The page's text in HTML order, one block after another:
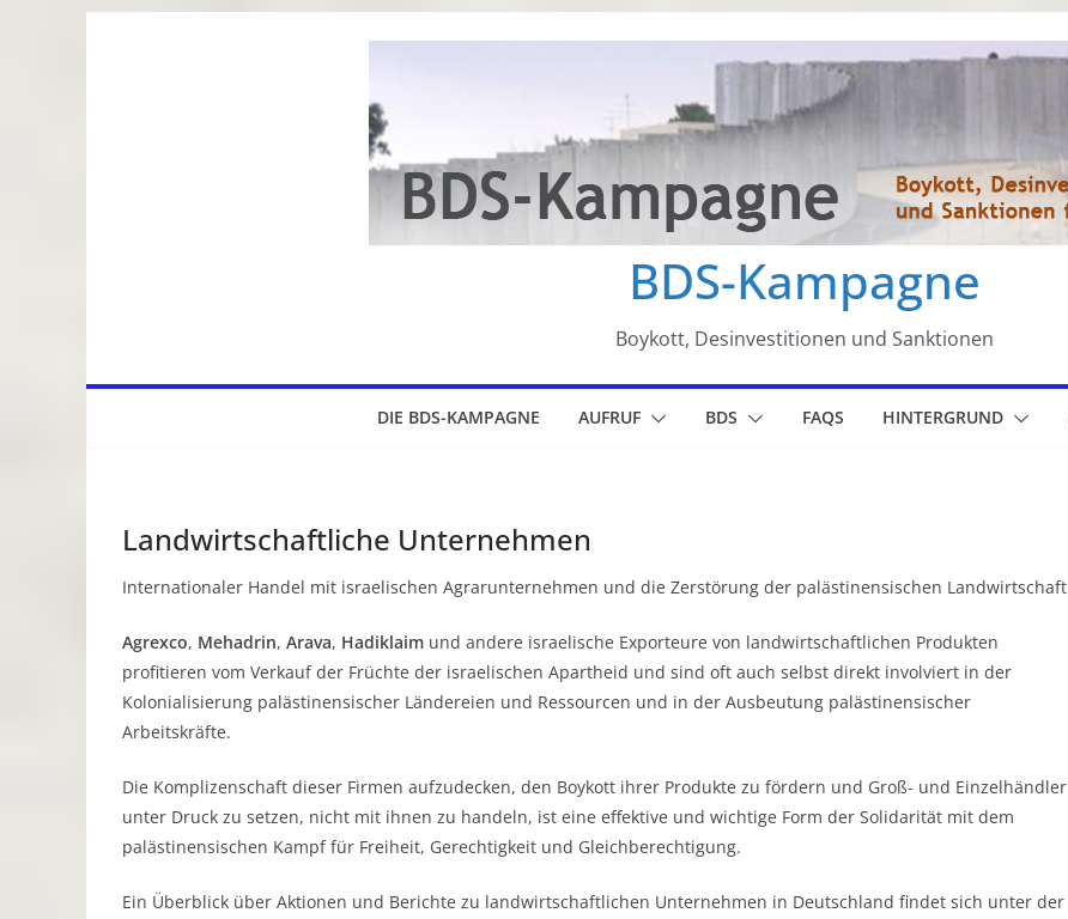
BDS-Kampagne
Boykott, Desinvestitionen und Sanktionen
DIE BDS-KAMPAGNE AUFRUF BDS FAQS HINTERGRUND
Landwirtschaftliche Unternehmen
Internationaler Handel mit israelischen Agrarunternehmen und die Zerstörung der palästinensischen Landwirtschaft
Agrexco, Mehadrin, Arava, Hadiklaim und andere israelische Exporteure von landwirtschaftlichen Produkten
profitieren vom Verkauf der Früchte der israelischen Apartheid und sind oft auch selbst direkt involviert in der
Kolonialisierung palästinensischer Ländereien und Ressourcen und in der Ausbeutung palästinensischer
Arbeitskräfte.
Die Komplizenschaft dieser Firmen aufzudecken, den Boykott ihrer Produkte zu fördern und Groß- und Einzelhändler
unter Druck zu setzen, nicht mit ihnen zu handeln, ist eine effektive und wichtige Form der Solidarität mit dem
palästinensischen Kampf für Freiheit, Gerechtigkeit und Gleichberechtigung.
Ein Überblick über Aktionen und Berichte zu landwirtschaftlichen Unternehmen in Deutschland findet sich unter der